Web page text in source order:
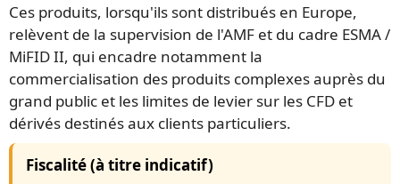
Ces produits, lorsqu'ils sont distribués en Europe,
relèvent de la supervision de l'AMF et du cadre ESMA /
MiFID II, qui encadre notamment la
commercialisation des produits complexes auprès du
grand public et les limites de levier sur les CFD et
dérivés destinés aux clients particuliers.
Fiscalité (à titre indicatif)